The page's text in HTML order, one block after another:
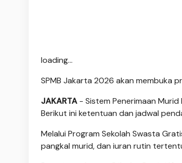
loading...
SPMB Jakarta 2026 akan membuka
JAKARTA - Sistem Penerimaan Murid
Berikut ini ketentuan dan jadwal
Melalui Program Sekolah Swasta
pangkal murid, dan iuran rutin